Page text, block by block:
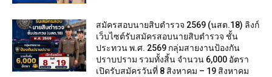
สมัครสอบนายสิบตำรวจ 2569 (นสต.18) ลิงก์
เว็บไซต์รับสมัครสอบนายสิบตำรวจ ชั้น
ประทวน พ.ศ. 2569 กลุ่มสายงานป้องกัน
ปราบปราม รวมทั้งสิ้น จำนวน 6,000 อัตรา
เปิดรับสมัครวันที่ 8 สิงหาคม – 19 สิงหาคม